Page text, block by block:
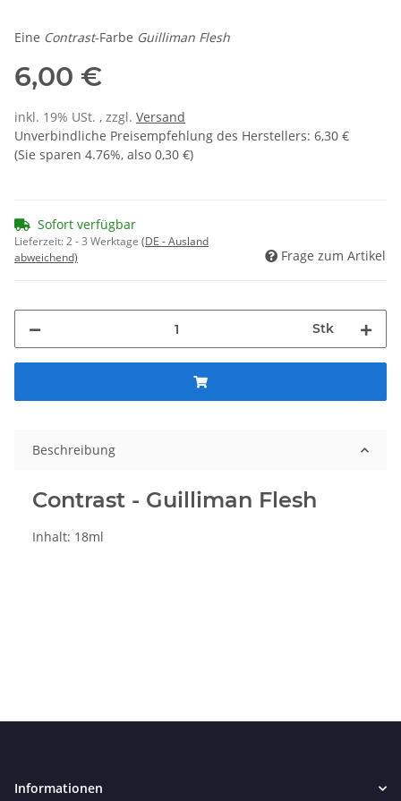
Eine Contrast-Farbe Guilliman Flesh
6,00 €
inkl. 19% USt. , zzgl. Versand
Unverbindliche Preisempfehlung des Herstellers: 6,30 €
(Sie sparen 4.76%, also 0,30 €)
Sofort verfügbar
Lieferzeit:2 - 3 Werktage (DE - Ausland
abweichend)
Frage zum Artikel
Stk
Beschreibung
Contrast - Guilliman Flesh
Inhalt: 18ml
Informationen